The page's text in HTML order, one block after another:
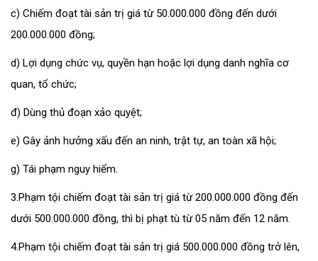
c) Chiếm đoạt tài sản trị giá từ 50.000.000 đồng đến dưới
200.000.000 đồng;
d) Lợi dụng chức vụ, quyền hạn hoặc lợi dụng danh nghĩa cơ
quan, tổ chức;
đ) Dùng thủ đoạn xảo quyệt;
e) Gây ảnh hưởng xấu đến an ninh, trật tự, an toàn xã hội;
g) Tái phạm nguy hiểm.
3.Phạm tội chiếm đoạt tài sản trị giá từ 200.000.000 đồng đến
dưới 500.000.000 đồng, thì bị phạt tù từ 05 năm đến 12 năm.
4.Phạm tội chiếm đoạt tài sản trị giá 500.000.000 đồng trở lên,